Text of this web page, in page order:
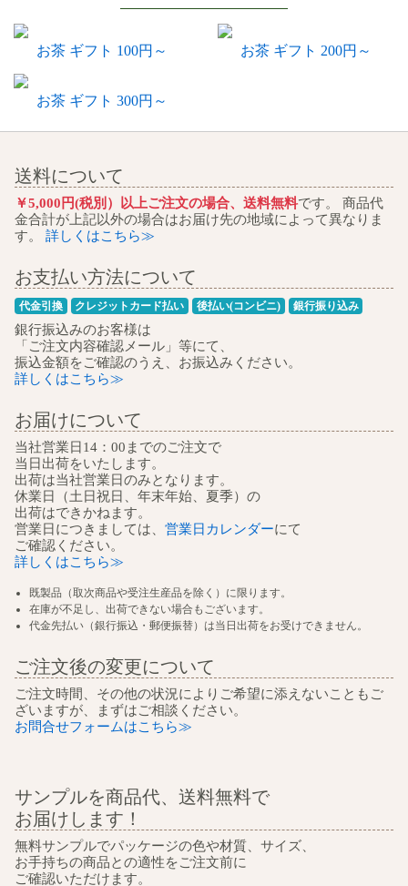
お茶 ギフト 100円～ お茶 ギフト 200円～
お茶 ギフト 300円～
送料について
￥5,000円(税別）以上ご注文の場合、送料無料です。 商品代
金合計が上記以外の場合はお届け先の地域によって異なりま
す。
詳しくはこちら≫
お支払い方法について
代金引換 クレジットカード払い 後払い(コンビニ) 銀行振り込み
銀行振込みのお客様は
「ご注文内容確認メール」等にて、
振込金額をご確認のうえ、お振込みください。
詳しくはこちら≫
お届けについて
当社営業日14：00までのご注文で
当日出荷をいたします。
出荷は当社営業日のみとなります。
休業日（土日祝日、年末年始、夏季）の
出荷はできかねます。
営業日につきましては、 営業日カレンダーにて
ご確認ください。
詳しくはこちら≫
既製品（取次商品や受注生産品を除く）に限ります。
在庫が不足し、出荷できない場合もございます。
代金先払い（銀行振込・郵便振替）は当日出荷をお受けできません。
ご注文後の変更について
ご注文時間、その他の状況によりご希望に添えないこともご
ざいますが、まずはご相談ください。
お問合せフォームはこちら≫
サンプルを商品代、送料無料で
お届けします！
無料サンプルでパッケージの色や材質、サイズ、
お手持ちの商品との適性をご注文前に
ご確認いただけます。